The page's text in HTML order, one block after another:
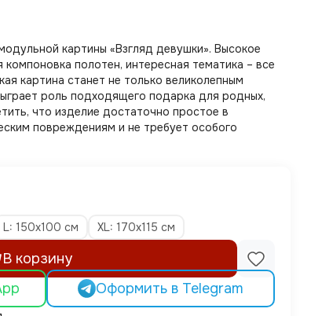
картины «Взгляд девушки». Высокое
полотен, интересная тематика – все
картина станет не только великолепным
роль подходящего подарка для родных,
что изделие достаточно простое в
повреждениям и не требует особого
L: 150x100 см XL: 170x115 см
В корзину
Оформить в Telegram